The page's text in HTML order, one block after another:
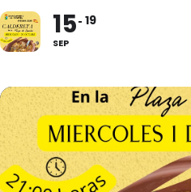
15
SEP
19